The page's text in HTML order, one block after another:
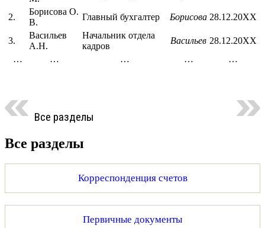
2.
Борисова О.
В.
Главный бухгалтер Борисова 28.12.20ХХ
3.
Васильев
А.Н.
Начальник отдела
кадров
Васильев 28.12.20ХХ
…
… … … …
Все разделы
Все разделы
Корреспонденция счетов
Первичные документы